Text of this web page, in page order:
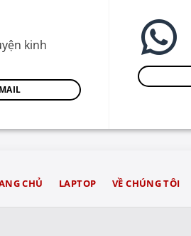
kinh
CHỦ LAPTOP VỀ CHÚNG TÔI